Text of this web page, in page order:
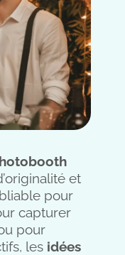
et
pour
capturer
pour
les idées